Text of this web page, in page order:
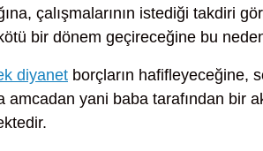
çalışmalarının istediği takdiri
bir dönem geçireceğine bu
diyanet borçların hafifleyeceğine,
amcadan yani baba tarafından bir